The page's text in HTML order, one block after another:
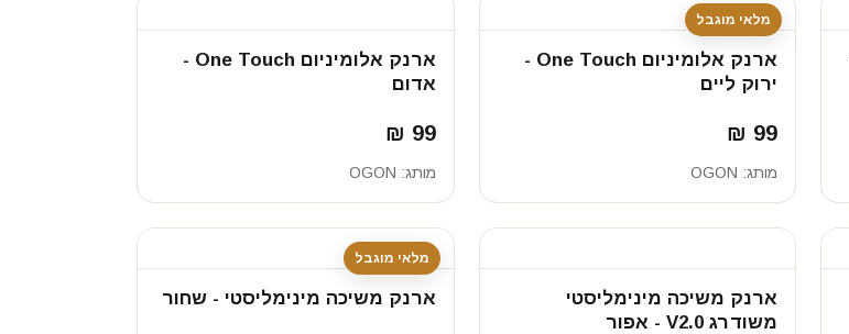
מלאי מוגבל
ארנק אלומיניום One Touch -
ירוק ליים
99 ₪
מותג: OGON
ארנק אלומיניום One Touch -
אדום
99 ₪
מותג: OGON
ארנק משיכה מינימליסטי
משודרג V2.0 - אפור
מלאי מוגבל
ארנק משיכה מינימליסטי - שחור